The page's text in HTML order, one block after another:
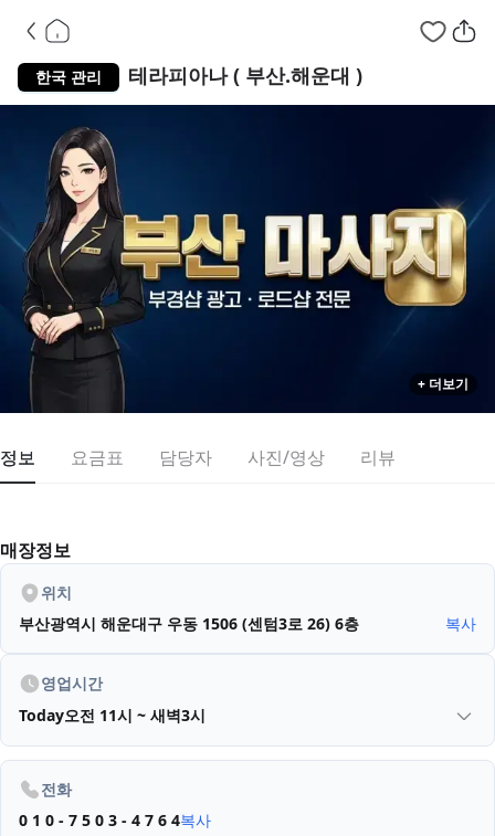
한국 관리 테라피아나 ( 부산.해운대 )부산 해운대구
+ 더보기
정보 요금표 담당자 사진/영상 리뷰
매장정보
위치
부산광역시 해운대구 우동 1506 (센텀3로 26) 6층 복사
영업시간
Today오전 11시 ~ 새벽3시
전화
0 1 0 - 7 5 0 3 - 4 7 6 4복사